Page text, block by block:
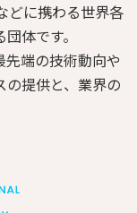
どに携わる世界各
体です。
端の技術動向や
提供と、業界の